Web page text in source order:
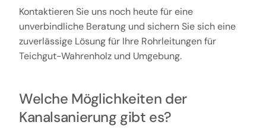
Kontaktieren Sie uns noch heute für eine
unverbindliche Beratung und sichern Sie sich eine
zuverlässige Lösung für Ihre Rohrleitungen für
Teichgut-Wahrenholz und Umgebung.
Welche Möglichkeiten der
Kanalsanierung gibt es?